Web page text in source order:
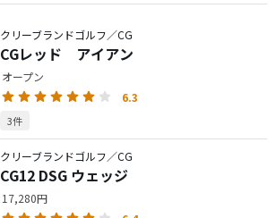
クリーブランドゴルフ／CG
CGレッド アイアン
オープン
6.3
3件
クリーブランドゴルフ／CG
CG12 DSG ウェッジ
17,280円